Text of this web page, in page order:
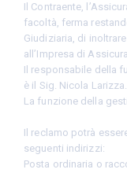
Il Contraente,
facoltà, ferma
Giudiziaria, di
all’Impresa di
Il responsabile della
è il Sig. Nicola Larizza.
La funzione della
Il reclamo potrà
seguenti indirizzi:
Posta ordinaria o